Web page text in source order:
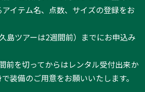
イテム名、点数、サイズの登録をお
島ツアーは2週間前）までにお申込み
前を切ってからはレンタル受付出来か
装備のご用意をお願いいたします。